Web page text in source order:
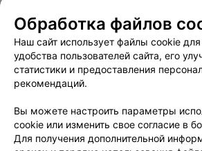
Пользовательское соглашение
Вакансии
Написать руководителю
Обработка персональных
Обработка файлов
Наш сайт использует файлы cookie
удобства пользователей сайта, его
статистики и предоставления
рекомендаций.
Вы можете настроить параметры
cookie или изменить свое согласие в
Для получения дополнительной